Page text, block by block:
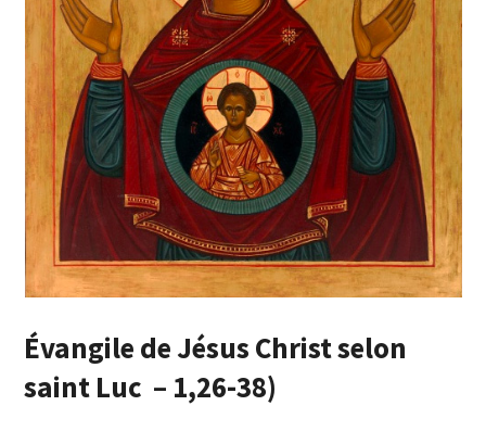
Évangile de Jésus Christ selon
saint Luc – 1,26-38)